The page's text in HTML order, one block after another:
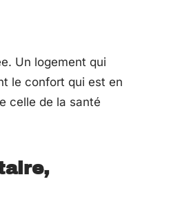
Un logement qui
le confort qui est en
celle de la santé